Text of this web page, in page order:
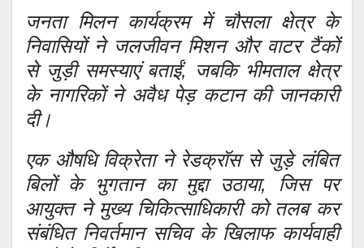
जनता मिलन कार्यक्रम में चौसला क्षेत्र के
निवासियों ने जलजीवन मिशन और वाटर टैंकों
से जुड़ी समस्याएं बताईं, जबकि भीमताल क्षेत्र
के नागरिकों ने अवैध पेड़ कटान की जानकारी
दी।
एक औषधि विक्रेता ने रेडक्रॉस से जुड़े लंबित
बिलों के भुगतान का मुद्दा उठाया, जिस पर
आयुक्त ने मुख्य चिकित्साधिकारी को तलब कर
संबंधित निवर्तमान सचिव के खिलाफ कार्यवाही